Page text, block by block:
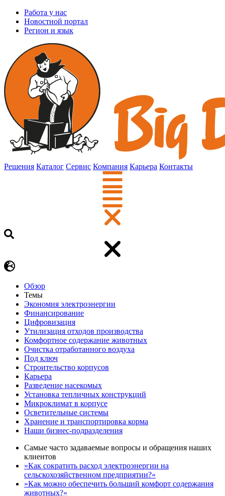
Работа у нас
Новостной портал
Регион и язык
Решения Каталог Сервис Компания Карьера Контакты
Обзор
Темы
Экономия электроэнергии
Финансирование
Цифровизация
Утилизация отходов производства
Комфортное содержание животных
Очистка отработанного воздуха
Под ключ
Строительство корпусов
Карьера
Разведение насекомых
Установка тепличных конструкций
Микроклимат в корпусе
Осветительные системы
Хранение и транспортировка корма
Наши бизнес-подразделения
Самые часто задаваемые вопросы и обращения наших
клиентов
»Как сократить расход электроэнергии на
сельскохозяйственном предприятии?«
»Как можно обеспечить больший комфорт содержания
животных?«